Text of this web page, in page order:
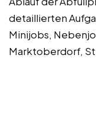
detaillierten
Minijobs,
Marktoberdorf,